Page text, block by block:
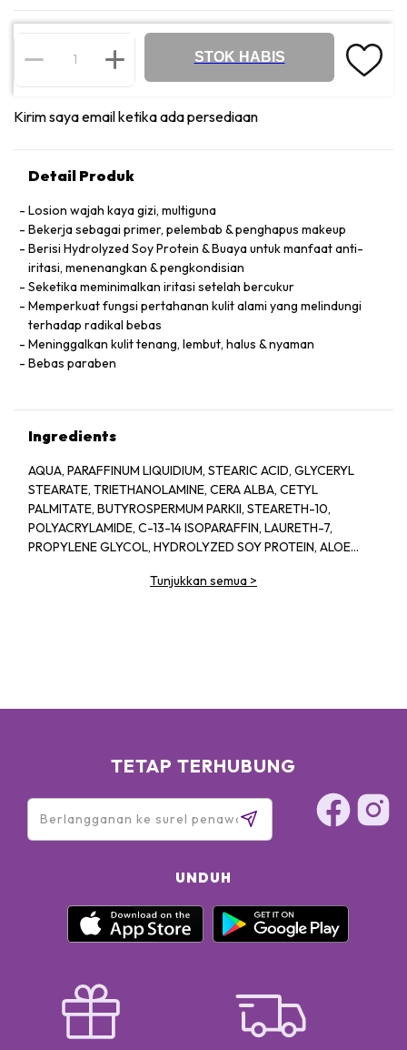
STOK HABIS
Kirim saya email ketika ada persediaan
Detail Produk
Losion wajah kaya gizi, multiguna
Bekerja sebagai primer, pelembab & penghapus makeup
Berisi Hydrolyzed Soy Protein & Buaya untuk manfaat anti-
iritasi, menenangkan & pengkondisian
Seketika meminimalkan iritasi setelah bercukur
Memperkuat fungsi pertahanan kulit alami yang melindungi
terhadap radikal bebas
Meninggalkan kulit tenang, lembut, halus & nyaman
Bebas paraben
Ingredients
AQUA, PARAFFINUM LIQUIDIUM, STEARIC ACID, GLYCERYL
STEARATE, TRIETHANOLAMINE, CERA ALBA, CETYL
PALMITATE, BUTYROSPERMUM PARKII, STEARETH-10,
POLYACRYLAMIDE, C-13-14 ISOPARAFFIN, LAURETH-7,
PROPYLENE GLYCOL, HYDROLYZED SOY PROTEIN, ALOE
Tunjukkan semua >
TETAP TERHUBUNG
UNDUH